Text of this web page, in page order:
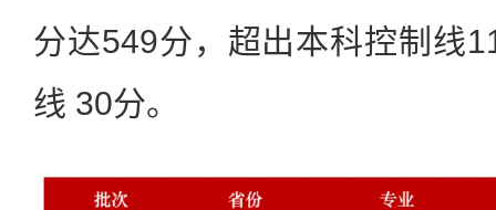
分达549分，超出本科控制线
线 30分。